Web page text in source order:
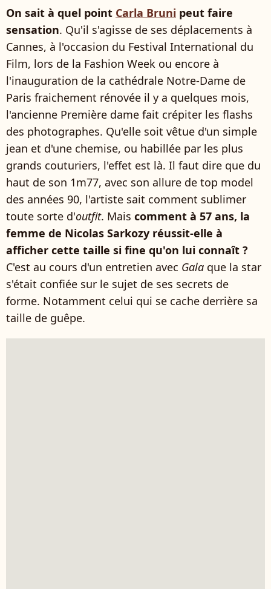
On sait à quel point Carla Bruni peut faire
sensation. Qu'il s'agisse de ses déplacements à
Cannes, à l'occasion du Festival International du
Film, lors de la Fashion Week ou encore à
l'inauguration de la cathédrale Notre-Dame de
Paris fraichement rénovée il y a quelques mois,
l'ancienne Première dame fait crépiter les flashs
des photographes. Qu'elle soit vêtue d'un simple
jean et d'une chemise, ou habillée par les plus
grands couturiers, l'effet est là. Il faut dire que du
haut de son 1m77, avec son allure de top model
des années 90, l'artiste sait comment sublimer
toute sorte d'outfit. Mais comment à 57 ans, la
femme de Nicolas Sarkozy réussit-elle à
afficher cette taille si fine qu'on lui connaît ?
C'est au cours d'un entretien avec Gala que la star
s'était confiée sur le sujet de ses secrets de
forme. Notamment celui qui se cache derrière sa
taille de guêpe.